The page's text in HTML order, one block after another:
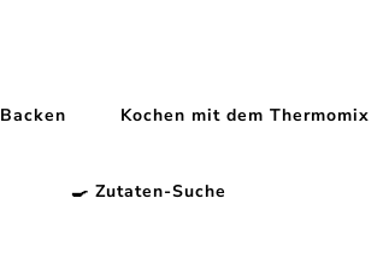
Backen Kochen mit dem Thermomix
🍳 Zutaten-Suche